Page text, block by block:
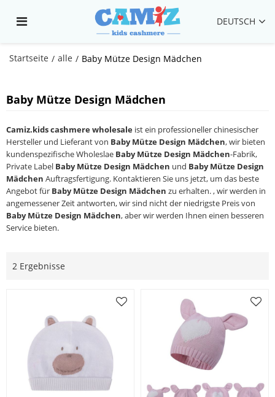
DEUTSCH
Startseite / alle / Baby Mütze Design Mädchen
Baby Mütze Design Mädchen
Camiz.kids cashmere wholesale ist ein professioneller chinesischer
Hersteller und Lieferant von Baby Mütze Design Mädchen, wir bieten
kundenspezifische Wholeslae Baby Mütze Design Mädchen-Fabrik,
Private Label Baby Mütze Design Mädchen und Baby Mütze Design
Mädchen Auftragsfertigung. Kontaktieren Sie uns jetzt, um das beste
Angebot für Baby Mütze Design Mädchen zu erhalten. , wir werden in
angemessener Zeit antworten, wir sind nicht der niedrigste Preis von
Baby Mütze Design Mädchen, aber wir werden Ihnen einen besseren
Service bieten.
2 Ergebnisse